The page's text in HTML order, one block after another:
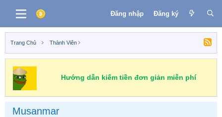
Đăng nhập Đăng ký
Trang Chủ Thành Viên
Hướng dẫn kiếm tiền đơn giản miễn phí
Musanmar